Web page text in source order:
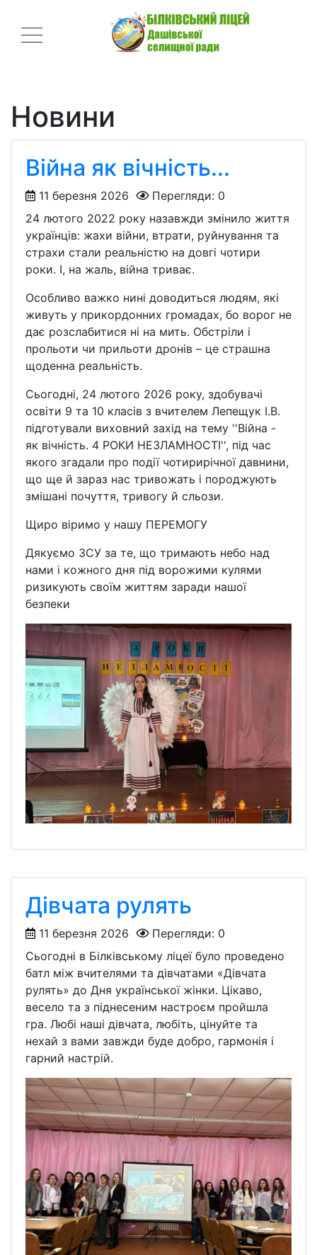
Новини
Війна як вічність...
11 березня 2026
Перегляди: 0
24 лютого 2022 року назавжди змінило життя
українців: жахи війни, втрати, руйнування та
страхи стали реальністю на довгі чотири
роки. І, на жаль, війна триває.
Особливо важко нині доводиться людям, які
живуть у прикордонних громадах, бо ворог не
дає розслабитися ні на мить. Обстріли і
прольоти чи прильоти дронів – це страшна
щоденна реальність.
Сьогодні, 24 лютого 2026 року, здобувачі
освіти 9 та 10 класів з вчителем Лепещук І.В.
підготували виховний захід на тему ''Війна -
як вічність. 4 РОКИ НЕЗЛАМНОСТІ'', під час
якого згадали про події чотирирічної давнини,
що ще й зараз нас тривожать і породжують
змішані почуття, тривогу й сльози.
Щиро віримо у нашу ПЕРЕМОГУ
Дякуємо ЗСУ за те, що тримають небо над
нами і кожного дня під ворожими кулями
ризикують своїм життям заради нашої
безпеки
Дівчата рулять
11 березня 2026
Перегляди: 0
Сьогодні в Білківському ліцеї було проведено
батл між вчителями та дівчатами «Дівчата
рулять» до Дня української жінки. Цікаво,
весело та з піднесеним настроєм пройшла
гра. Любі наші дівчата, любіть, цінуйте та
нехай з вами завжди буде добро, гармонія і
гарний настрій.